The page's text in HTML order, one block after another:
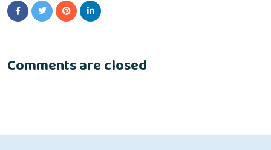
Comments are closed